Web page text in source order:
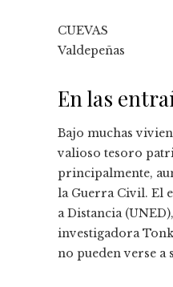
CUEVAS
Valdepeñas
En las
Bajo muchas
valioso tesoro
principalmente,
la Guerra Civil. El
a Distancia
investigadora
no pueden verse a